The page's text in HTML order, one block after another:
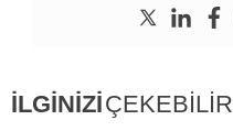
İLGİNİZİÇEKEBİLİR